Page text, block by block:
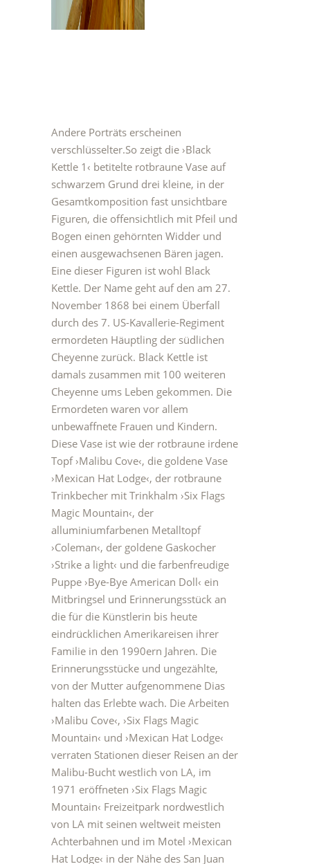
Andere Porträts erscheinen
verschlüsselter.So zeigt die ›Black
Kettle 1‹ betitelte rotbraune Vase auf
schwarzem Grund drei kleine, in der
Gesamtkomposition fast unsichtbare
Figuren, die offensichtlich mit Pfeil und
Bogen einen gehörnten Widder und
einen ausgewachsenen Bären jagen.
Eine dieser Figuren ist wohl Black
Kettle. Der Name geht auf den am 27.
November 1868 bei einem Überfall
durch des 7. US-Kavallerie-Regiment
ermordeten Häuptling der südlichen
Cheyenne zurück. Black Kettle ist
damals zusammen mit 100 weiteren
Cheyenne ums Leben gekommen. Die
Ermordeten waren vor allem
unbewaffnete Frauen und Kindern.
Diese Vase ist wie der rotbraune irdene
Topf ›Malibu Cove‹, die goldene Vase
›Mexican Hat Lodge‹, der rotbraune
Trinkbecher mit Trinkhalm ›Six Flags
Magic Mountain‹, der
alluminiumfarbenen Metalltopf
›Coleman‹, der goldene Gaskocher
›Strike a light‹ und die farbenfreudige
Puppe ›Bye-Bye American Doll‹ ein
Mitbringsel und Erinnerungsstück an
die für die Künstlerin bis heute
eindrücklichen Amerikareisen ihrer
Familie in den 1990ern Jahren. Die
Erinnerungsstücke und ungezählte,
von der Mutter aufgenommene Dias
halten das Erlebte wach. Die Arbeiten
›Malibu Cove‹, ›Six Flags Magic
Mountain‹ und ›Mexican Hat Lodge‹
verraten Stationen dieser Reisen an der
Malibu-Bucht westlich von LA, im
1971 eröffneten ›Six Flags Magic
Mountain‹ Freizeitpark nordwestlich
von LA mit seinen weltweit meisten
Achterbahnen und im Motel ›Mexican
Hat Lodge‹ in der Nähe des San Juan